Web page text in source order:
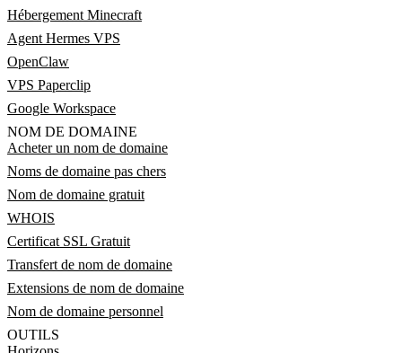
Hébergement Minecraft
Agent Hermes VPS
OpenClaw
VPS Paperclip
Google Workspace
NOM DE DOMAINE
Acheter un nom de domaine
Noms de domaine pas chers
Nom de domaine gratuit
WHOIS
Certificat SSL Gratuit
Transfert de nom de domaine
Extensions de nom de domaine
Nom de domaine personnel
OUTILS